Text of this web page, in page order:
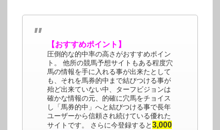
【おすすめポイント】
圧倒的な的中率の高さがおすすめポイン
ト。 他所の競馬予想サイトもある程度穴
馬の情報を手に入れる事が出来たとして
も、それを馬券的中まで結びつける事が
殆ど出来ていない中、ターフビジョンは
確かな情報の元、的確に穴馬をチョイス
し「馬券的中」へと結びつける事で長年
ユーザーから信頼され続けている優れた
サイトです。 さらに今登録すると3,000